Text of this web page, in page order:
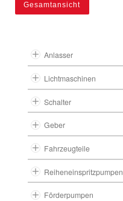
Gesamtansicht
Anlasser
Lichtmaschinen
Schalter
Geber
Fahrzeugteile
Reiheneinspritzpumpen
Förderpumpen